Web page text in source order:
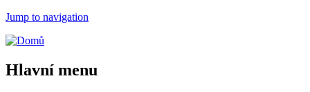
Jump to navigation
Hlavní menu